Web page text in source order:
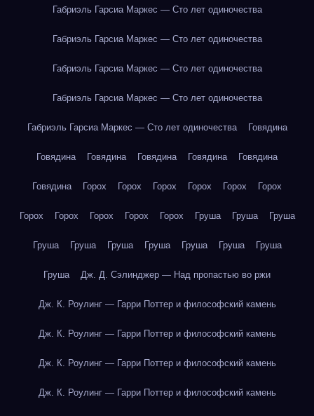
Габриэль Гарсиа Маркес — Сто лет одиночества
Габриэль Гарсиа Маркес — Сто лет одиночества
Габриэль Гарсиа Маркес — Сто лет одиночества
Габриэль Гарсиа Маркес — Сто лет одиночества
Габриэль Гарсиа Маркес — Сто лет одиночества Говядина
Говядина Говядина Говядина Говядина Говядина
Говядина Горох Горох Горох Горох Горох Горох
Горох Горох Горох Горох Горох Груша Груша Груша
Груша Груша Груша Груша Груша Груша Груша
Груша Дж. Д. Сэлинджер — Над пропастью во ржи
Дж. К. Роулинг — Гарри Поттер и философский камень
Дж. К. Роулинг — Гарри Поттер и философский камень
Дж. К. Роулинг — Гарри Поттер и философский камень
Дж. К. Роулинг — Гарри Поттер и философский камень